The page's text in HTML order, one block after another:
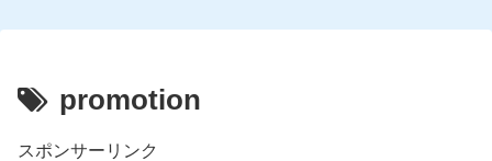
promotion
スポンサーリンク